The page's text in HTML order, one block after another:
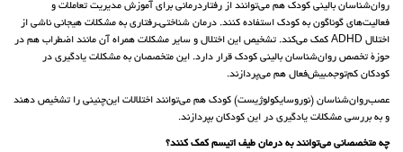
روان‌شناسان بالینی کودک هم می‌توانند از رفتاردرمانی برای آموزش مدیریت تعاملات و
فعالیت‌های گوناگون به کودک استفاده کنند. درمان شناختی‌ـ‌رفتاری به مشکلات هیجانی ناشی از
اختلال ADHD کمک می‌کند. تشخیص این اختلال و سایر مشکلات همراه آن مانند اضطراب هم در
حوزۀ تخصص روان‌شناسان بالینی کودک قرار دارد. این متخصصان به مشکلات یادگیری در
کودکان کم‌توجه‌ـ‌بیش‌فعال هم می‌پردازند.
عصب‌‌روان‌شناسان (نوروسایکولوژیست‌) کودک هم می‌توانند اختلالات این‌چنینی را تشخیص دهند
و به بررسی مشکلات یادگیری در این کودکان بپردازند.
چه متخصصانی می‌توانند به درمان طیف اتیسم کمک کنند؟